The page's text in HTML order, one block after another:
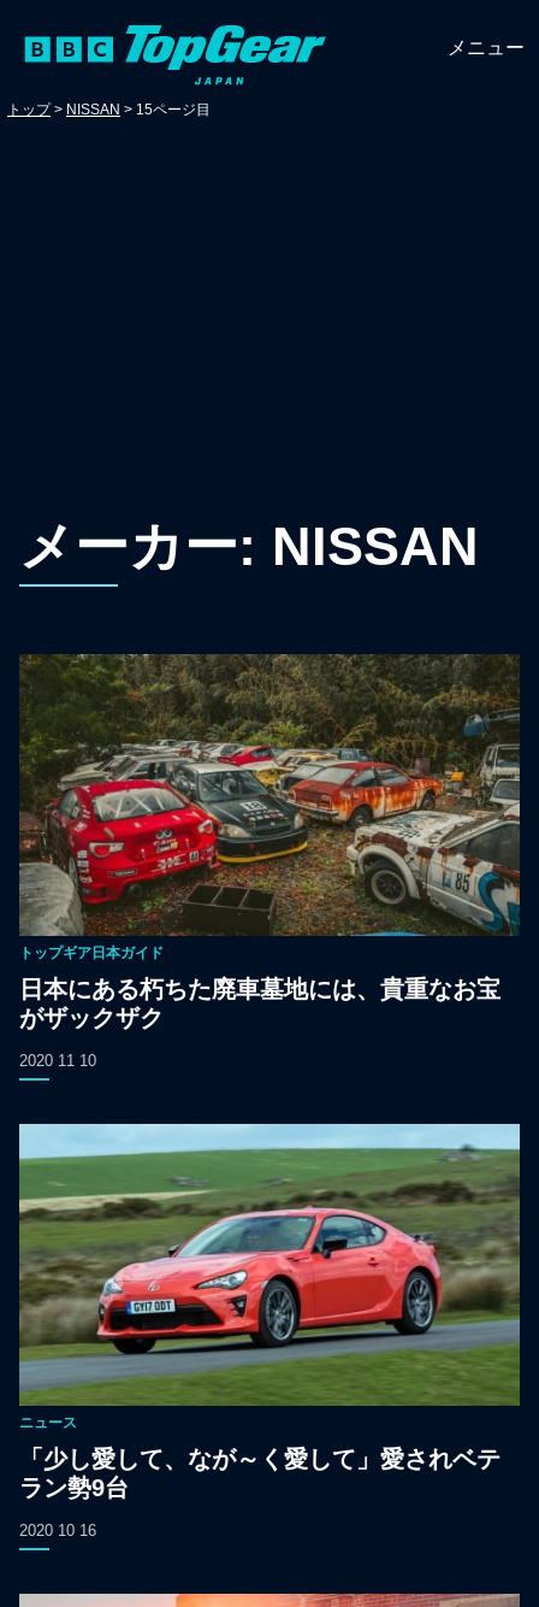
メニュー
トップ > NISSAN > 15ページ目
メーカー: NISSAN
トップギア日本ガイド
日本にある朽ちた廃車墓地には、貴重なお宝
がザックザク
2020 11 10
ニュース
「少し愛して、なが～く愛して」愛されベテ
ラン勢9台
2020 10 16